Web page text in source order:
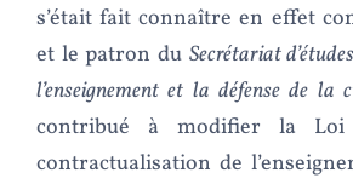
s’était fait connaître en effet
et le patron du Secrétariat
l’enseignement et la défense de la
contribué à modifier la
contractualisation de